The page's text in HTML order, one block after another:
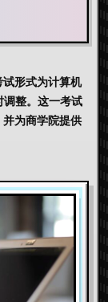
形式为计算机
调整。这一考试
为商学院提供